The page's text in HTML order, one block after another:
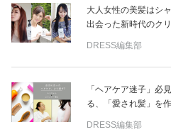
大人女性の美髪はシ
出会った新時代のク
DRESS編集部
「ヘアケア迷子」必
る、「愛され髪」を
DRESS編集部